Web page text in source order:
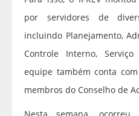
por servidores de
incluindo Planejamento,
Controle Interno,
equipe também conta
membros do Conselho de